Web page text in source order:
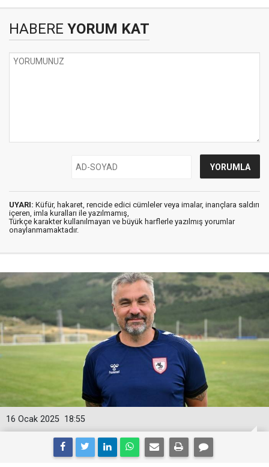
HABERE YORUM KAT
UYARI: Küfür, hakaret, rencide edici cümleler veya imalar, inançlara saldırı
içeren, imla kuralları ile yazılmamış,
Türkçe karakter kullanılmayan ve büyük harflerle yazılmış yorumlar
onaylanmamaktadır.
18:55
16 Ocak 2025